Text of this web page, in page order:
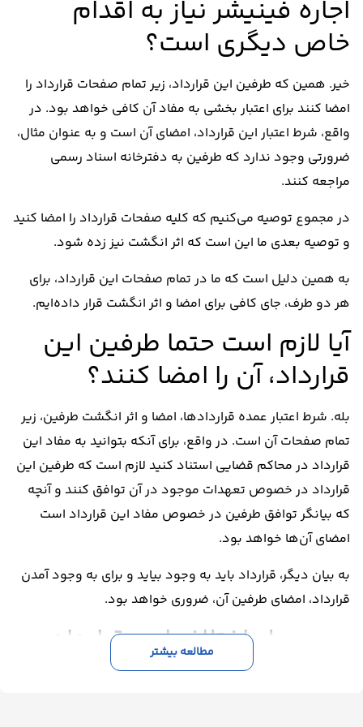
اجاره فینیشر نیاز به اقدام
خاص دیگری است؟
خیر. همین که طرفین این قرارداد، زیر تمام صفحات قرارداد را
امضا کنند برای اعتبار بخشی به مفاد آن کافی خواهد بود. در
واقع، شرط اعتبار این قرارداد، امضای آن است و به عنوان مثال،
ضرورتی وجود ندارد که طرفین به دفترخانه اسناد رسمی
مراجعه کنند.
در مجموع توصیه می‌کنیم که کلیه صفحات قرارداد را امضا کنید
و توصیه بعدی ما این است که اثر انگشت نیز زده شود.
به همین دلیل است که ما در تمام صفحات این قرارداد، برای
هر دو طرف، جای کافی برای امضا و اثر انگشت قرار داده‌ایم.
آیا لازم است حتما طرفین این
قرارداد، آن را امضا کنند؟
بله. شرط اعتبار عمده قراردادها، امضا و اثر انگشت طرفین، زیر
تمام صفحات آن است. در واقع، برای آنکه بتوانید به مفاد این
قرارداد در محاکم قضایی استناد کنید لازم است که طرفین این
قرارداد در خصوص تعهدات موجود در آن توافق کنند و آنچه
که بیانگر توافق طرفین در خصوص مفاد این قرارداد است
امضای آن‌ها خواهد بود.
به بیان دیگر، قرارداد باید به وجود بیاید و برای به وجود آمدن
قرارداد، امضای طرفین آن، ضروری خواهد بود.
مرجع حل اختلاف این قرارداد
مطالعه بیشتر